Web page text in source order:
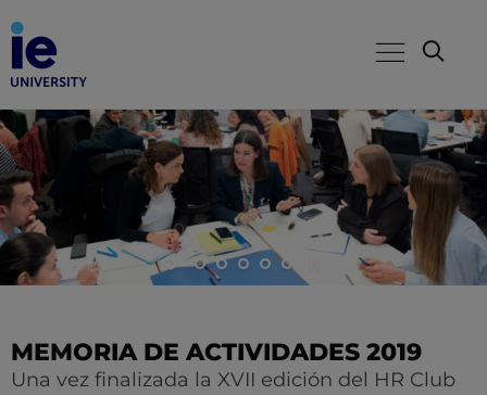
MEMORIA DE ACTIVIDADES 2019
Una vez finalizada la XVII edición del HR Club